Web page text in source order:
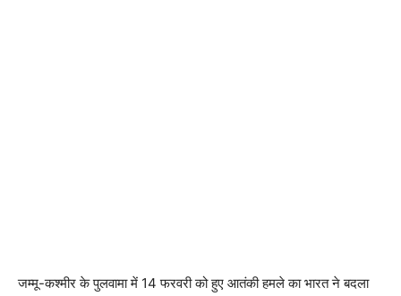
जम्मू-कश्मीर के पुलवामा में 14 फरवरी को हुए आतंकी हमले का भारत ने बदला